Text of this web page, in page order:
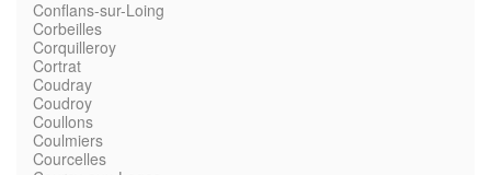
Conflans-sur-Loing
Corbeilles
Corquilleroy
Cortrat
Coudray
Coudroy
Coullons
Coulmiers
Courcelles